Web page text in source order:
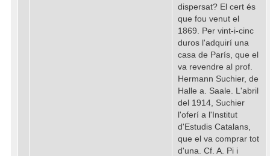
dispersat? El cert és
que fou venut el
1869. Per vint-i-cinc
duros l'adquirí una
casa de París, que el
va revendre al prof.
Hermann Suchier, de
Halle a. Saale. L'abril
del 1914, Suchier
l'oferí a l'Institut
d'Estudis Catalans,
que el va comprar tot
d'una. Cf. A. Pi i